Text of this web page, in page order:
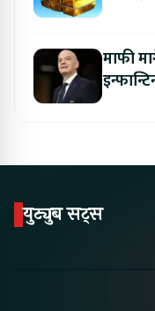
माफी
युट्युब सट्स